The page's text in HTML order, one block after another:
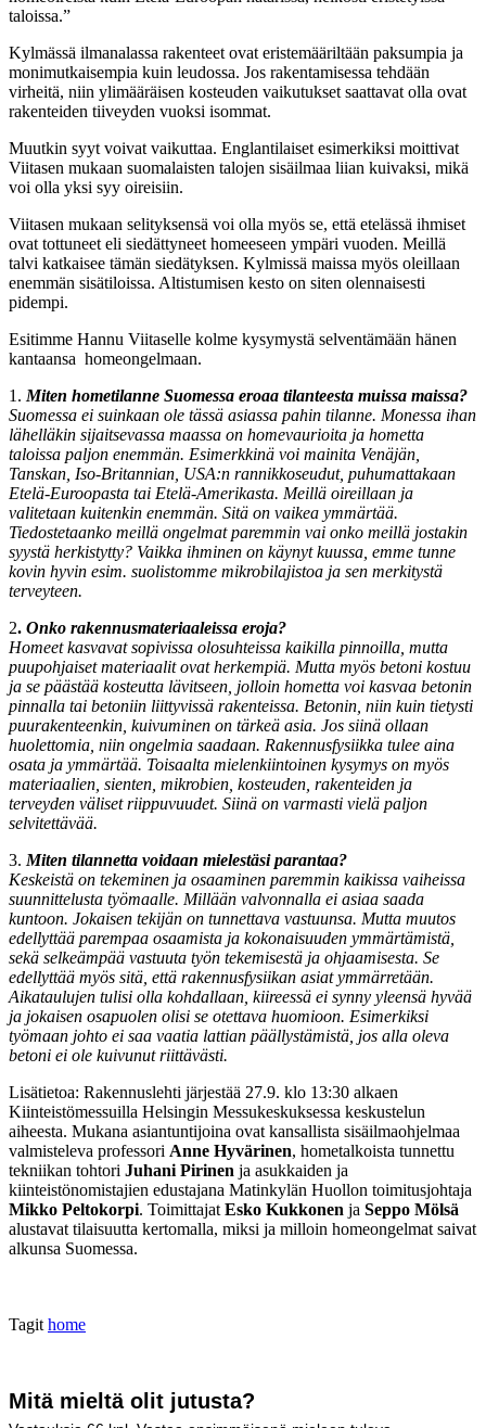
taloissa.”
Kylmässä ilmanalassa rakenteet ovat eristemääriltään paksumpia ja
monimutkaisempia kuin leudossa. Jos rakentamisessa tehdään
virheitä, niin ylimääräisen kosteuden vaikutukset saattavat olla ovat
rakenteiden tiiveyden vuoksi isommat.
Muutkin syyt voivat vaikuttaa. Englantilaiset esimerkiksi moittivat
Viitasen mukaan suomalaisten talojen sisäilmaa liian kuivaksi, mikä
voi olla yksi syy oireisiin.
Viitasen mukaan selityksensä voi olla myös se, että etelässä ihmiset
ovat tottuneet eli siedättyneet homeeseen ympäri vuoden. Meillä
talvi katkaisee tämän siedätyksen. Kylmissä maissa myös oleillaan
enemmän sisätiloissa. Altistumisen kesto on siten olennaisesti
pidempi.
Esitimme Hannu Viitaselle kolme kysymystä selventämään hänen
kantaansa homeongelmaan.
1. Miten hometilanne Suomessa eroaa tilanteesta muissa maissa?
Suomessa ei suinkaan ole tässä asiassa pahin tilanne. Monessa ihan
lähelläkin sijaitsevassa maassa on homevaurioita ja hometta
taloissa paljon enemmän. Esimerkkinä voi mainita Venäjän,
Tanskan, Iso-Britannian, USA:n rannikkoseudut, puhumattakaan
Etelä-Euroopasta tai Etelä-Amerikasta. Meillä oireillaan ja
valitetaan kuitenkin enemmän. Sitä on vaikea ymmärtää.
Tiedostetaanko meillä ongelmat paremmin vai onko meillä jostakin
syystä herkistytty? Vaikka ihminen on käynyt kuussa, emme tunne
kovin hyvin esim. suolistomme mikrobilajistoa ja sen merkitystä
terveyteen.
2. Onko rakennusmateriaaleissa eroja?
Homeet kasvavat sopivissa olosuhteissa kaikilla pinnoilla, mutta
puupohjaiset materiaalit ovat herkempiä. Mutta myös betoni kostuu
ja se päästää kosteutta lävitseen, jolloin hometta voi kasvaa betonin
pinnalla tai betoniin liittyvissä rakenteissa. Betonin, niin kuin tietysti
puurakenteenkin, kuivuminen on tärkeä asia. Jos siinä ollaan
huolettomia, niin ongelmia saadaan. Rakennusfysiikka tulee aina
osata ja ymmärtää. Toisaalta mielenkiintoinen kysymys on myös
materiaalien, sienten, mikrobien, kosteuden, rakenteiden ja
terveyden väliset riippuvuudet. Siinä on varmasti vielä paljon
selvitettävää.
3. Miten tilannetta voidaan mielestäsi parantaa?
Keskeistä on tekeminen ja osaaminen paremmin kaikissa vaiheissa
suunnittelusta työmaalle. Millään valvonnalla ei asiaa saada
kuntoon. Jokaisen tekijän on tunnettava vastuunsa. Mutta muutos
edellyttää parempaa osaamista ja kokonaisuuden ymmärtämistä,
sekä selkeämpää vastuuta työn tekemisestä ja ohjaamisesta. Se
edellyttää myös sitä, että rakennusfysiikan asiat ymmärretään.
Aikataulujen tulisi olla kohdallaan, kiireessä ei synny yleensä hyvää
ja jokaisen osapuolen olisi se otettava huomioon. Esimerkiksi
työmaan johto ei saa vaatia lattian päällystämistä, jos alla oleva
betoni ei ole kuivunut riittävästi.
Lisätietoa: Rakennuslehti järjestää 27.9. klo 13:30 alkaen
Kiinteistömessuilla Helsingin Messukeskuksessa keskustelun
aiheesta. Mukana asiantuntijoina ovat kansallista sisäilmaohjelmaa
valmisteleva professori Anne Hyvärinen, hometalkoista tunnettu
tekniikan tohtori Juhani Pirinen ja asukkaiden ja
kiinteistönomistajien edustajana Matinkylän Huollon toimitusjohtaja
Mikko Peltokorpi. Toimittajat Esko Kukkonen ja Seppo Mölsä
alustavat tilaisuutta kertomalla, miksi ja milloin homeongelmat saivat
alkunsa Suomessa.
Tagit home
Mitä mieltä olit jutusta?